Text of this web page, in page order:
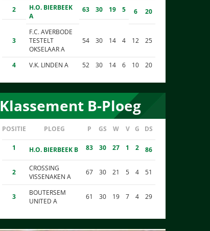
2
H.O. BIERBEEK
A
63 30 19 5 6 20
3
F.C. AVERBODE
TESTELT
OKSELAAR A
54 30 14 4 12 25
4 V.K. LINDEN A 52 30 14 6 10 20
Klassement B-Ploeg
POSITIE PLOEG P GS W V G DS
1 H.O. BIERBEEK B 83 30 27 1 2 86
2
CROSSING
VISSENAKEN A
67 30 21 5 4 51
3
BOUTERSEM
UNITED A
61 30 19 7 4 29